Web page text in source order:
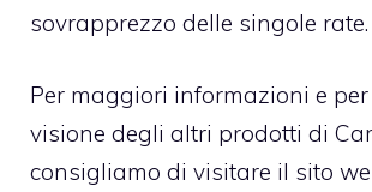
sovrapprezzo delle singole rate.
Per maggiori informazioni e
visione degli altri prodotti di
consigliamo di visitare il sito